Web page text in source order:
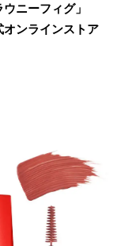
ニーフィグ」
ンラインストア